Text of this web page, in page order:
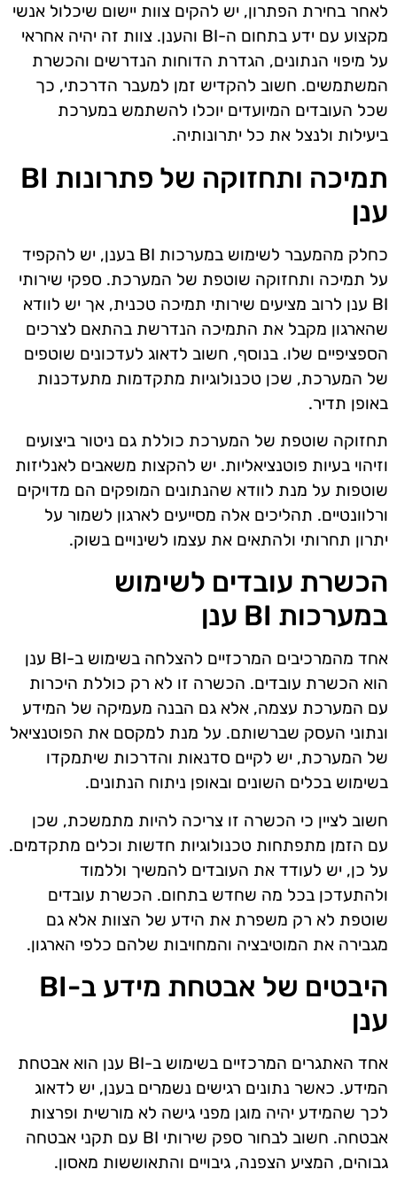
לאחר בחירת הפתרון, יש להקים צוות יישום שיכלול אנשי
מקצוע עם ידע בתחום ה-BI והענן. צוות זה יהיה אחראי
על מיפוי הנתונים, הגדרת הדוחות הנדרשים והכשרת
המשתמשים. חשוב להקדיש זמן למעבר הדרכתי, כך
שכל העובדים המיועדים יוכלו להשתמש במערכת
ביעילות ולנצל את כל יתרונותיה.
תמיכה ותחזוקה של פתרונות BI
ענן
כחלק מהמעבר לשימוש במערכות BI בענן, יש להקפיד
על תמיכה ותחזוקה שוטפת של המערכת. ספקי שירותי
BI ענן לרוב מציעים שירותי תמיכה טכנית, אך יש לוודא
שהארגון מקבל את התמיכה הנדרשת בהתאם לצרכים
הספציפיים שלו. בנוסף, חשוב לדאוג לעדכונים שוטפים
של המערכת, שכן טכנולוגיות מתקדמות מתעדכנות
באופן תדיר.
תחזוקה שוטפת של המערכת כוללת גם ניטור ביצועים
וזיהוי בעיות פוטנציאליות. יש להקצות משאבים לאנליזות
שוטפות על מנת לוודא שהנתונים המופקים הם מדויקים
ורלוונטיים. תהליכים אלה מסייעים לארגון לשמור על
יתרון תחרותי ולהתאים את עצמו לשינויים בשוק.
הכשרת עובדים לשימוש
במערכות BI ענן
אחד מהמרכיבים המרכזיים להצלחה בשימוש ב-BI ענן
הוא הכשרת עובדים. הכשרה זו לא רק כוללת היכרות
עם המערכת עצמה, אלא גם הבנה מעמיקה של המידע
ונתוני העסק שברשותם. על מנת למקסם את הפוטנציאל
של המערכת, יש לקיים סדנאות והדרכות שיתמקדו
בשימוש בכלים השונים ובאופן ניתוח הנתונים.
חשוב לציין כי הכשרה זו צריכה להיות מתמשכת, שכן
עם הזמן מתפתחות טכנולוגיות חדשות וכלים מתקדמים.
על כן, יש לעודד את העובדים להמשיך וללמוד
ולהתעדכן בכל מה שחדש בתחום. הכשרת עובדים
שוטפת לא רק משפרת את הידע של הצוות אלא גם
מגבירה את המוטיבציה והמחויבות שלהם כלפי הארגון.
היבטים של אבטחת מידע ב-BI
ענן
אחד האתגרים המרכזיים בשימוש ב-BI ענן הוא אבטחת
המידע. כאשר נתונים רגישים נשמרים בענן, יש לדאוג
לכך שהמידע יהיה מוגן מפני גישה לא מורשית ופרצות
אבטחה. חשוב לבחור ספק שירותי BI עם תקני אבטחה
גבוהים, המציע הצפנה, גיבויים והתאוששות מאסון.